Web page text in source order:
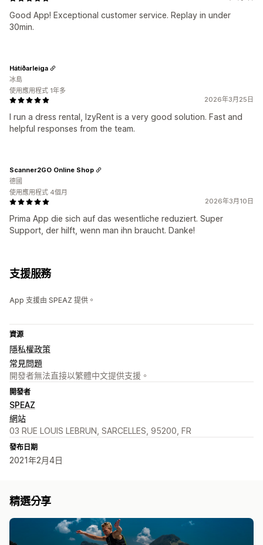
Good App! Exceptional customer service. Replay in under
30min.
2026年3月25日
I run a dress rental, IzyRent is a very good solution. Fast and
helpful responses from the team.
Hátíðarleiga
冰島
使用應用程式 1年多
2026年3月10日
Prima App die sich auf das wesentliche reduziert. Super
Support, der hilft, wenn man ihn braucht. Danke!
Scanner2GO Online Shop
德國
使用應用程式 4個月
支援服務
App 支援由 SPEAZ 提供。
資源
隱私權政策
常見問題
開發者無法直接以繁體中文提供支援。
開發者
SPEAZ
網站
03 RUE LOUIS LEBRUN, SARCELLES, 95200, FR
發布日期
2021年2月4日
精選分享